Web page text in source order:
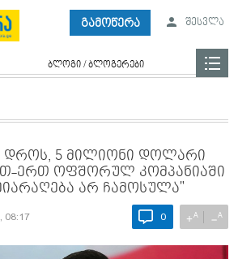
გამოწერა შესვლა
ბლოგი / ბლოგერები
დროს, 5 მილიონი დოლარი
ერთ ოფშორულ კომპანიაში
არ ჩამოსულა"
08:17 0 +A −A